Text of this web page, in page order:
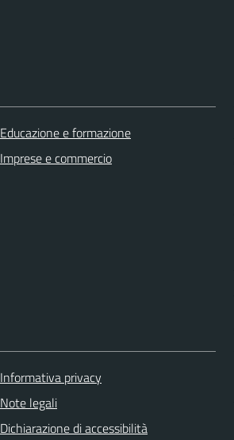
Educazione e formazione
Imprese e commercio
Informativa privacy
Note legali
Dichiarazione di accessibilità